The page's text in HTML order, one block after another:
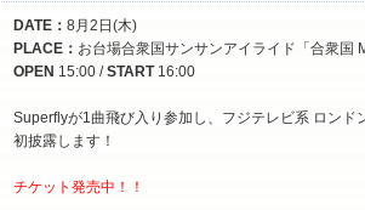
DATE ： 8月2日(木)
PLACE ： お台場合衆国サンサンアイライド「合衆国
OPEN 15:00 /START16:00
Superflyが1曲飛び入り参加し、フジテレビ系 ロン
初披露します！
チケット発売中！！